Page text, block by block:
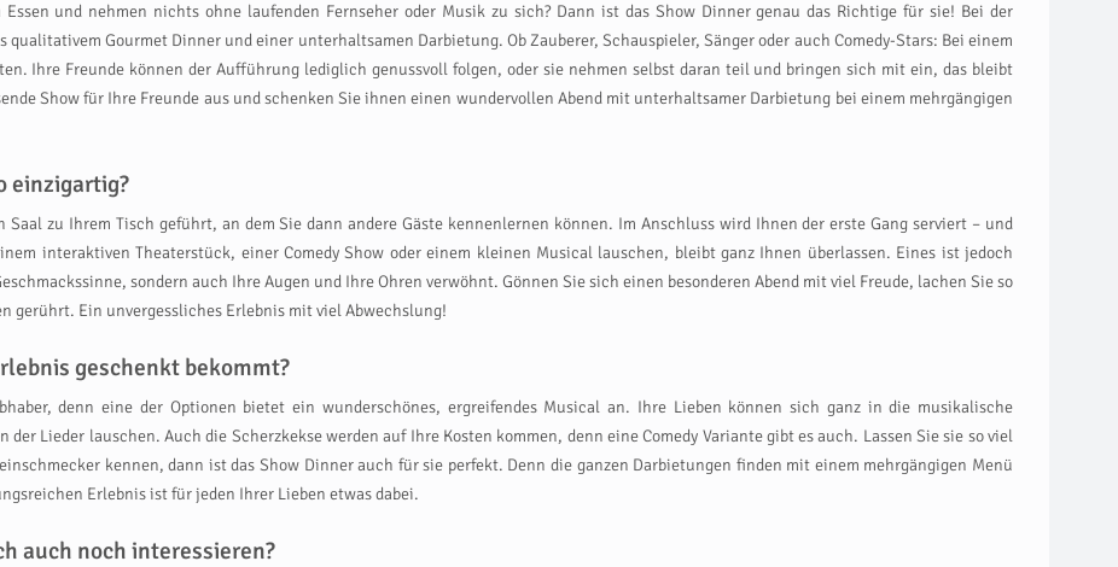
und nehmen nichts ohne laufenden Fernseher oder Musik zu sich? Dann ist das Show Dinner genau das Richtige für sie! Bei der
Gourmet Dinner und einer unterhaltsamen Darbietung. Ob Zauberer, Schauspieler, Sänger oder auch Comedy-Stars: Bei einem
Ihre Freunde können der Aufführung lediglich genussvoll folgen, oder sie nehmen selbst daran teil und bringen sich mit ein, das bleibt
Show für Ihre Freunde aus und schenken Sie ihnen einen wundervollen Abend mit unterhaltsamer Darbietung bei einem mehrgängigen
einzigartig?
zu Ihrem Tisch geführt, an dem Sie dann andere Gäste kennenlernen können. Im Anschluss wird Ihnen der erste Gang serviert – und
interaktiven Theaterstück, einer Comedy Show oder einem kleinen Musical lauschen, bleibt ganz Ihnen überlassen. Eines ist jedoch
sondern auch Ihre Augen und Ihre Ohren verwöhnt. Gönnen Sie sich einen besonderen Abend mit viel Freude, lachen Sie so
gerührt. Ein unvergessliches Erlebnis mit viel Abwechslung!
geschenkt bekommt?
denn eine der Optionen bietet ein wunderschönes, ergreifendes Musical an. Ihre Lieben können sich ganz in die musikalische
Lieder lauschen. Auch die Scherzkekse werden auf Ihre Kosten kommen, denn eine Comedy Variante gibt es auch. Lassen Sie sie so viel
kennen, dann ist das Show Dinner auch für sie perfekt. Denn die ganzen Darbietungen finden mit einem mehrgängigen Menü
Erlebnis ist für jeden Ihrer Lieben etwas dabei.
auch noch interessieren?